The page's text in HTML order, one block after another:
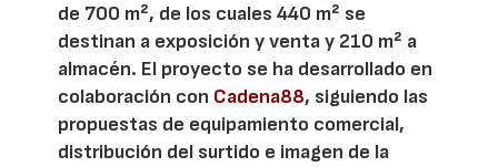
de 700 m², de los cuales 440 m² se
destinan a exposición y venta y 210 m² a
almacén. El proyecto se ha desarrollado en
colaboración con Cadena88, siguiendo las
propuestas de equipamiento comercial,
distribución del surtido e imagen de la